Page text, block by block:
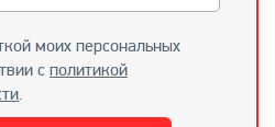
моих персональных
с политикой
.